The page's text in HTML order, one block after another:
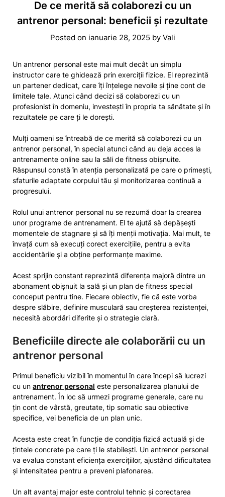
De ce merită să colaborezi cu un
antrenor personal: beneficii și rezultate
Posted on ianuarie 28, 2025by Vali
Un antrenor personal este mai mult decât un simplu
instructor care te ghidează prin exerciții fizice. El reprezintă
un partener dedicat, care îți înțelege nevoile și ține cont de
limitele tale. Atunci când decizi să colaborezi cu un
profesionist în domeniu, investești în propria ta sănătate și în
rezultatele pe care ți le dorești.
Mulți oameni se întreabă de ce merită să colaborezi cu un
antrenor personal, în special atunci când au deja acces la
antrenamente online sau la săli de fitness obișnuite.
Răspunsul constă în atenția personalizată pe care o primești,
sfaturile adaptate corpului tău și monitorizarea continuă a
progresului.
Rolul unui antrenor personal nu se rezumă doar la crearea
unor programe de antrenament. El te ajută să depășești
momentele de stagnare și să îți menții motivația. Mai mult, te
învață cum să execuți corect exercițiile, pentru a evita
accidentările și a obține performanțe maxime.
Acest sprijin constant reprezintă diferența majoră dintre un
abonament obișnuit la sală și un plan de fitness special
conceput pentru tine. Fiecare obiectiv, fie că este vorba
despre slăbire, definire musculară sau creșterea rezistenței,
necesită abordări diferite și o strategie clară.
Beneficiile directe ale colaborării cu un
antrenor personal
Primul beneficiu vizibil în momentul în care începi să lucrezi
cu un antrenor personal este personalizarea planului de
antrenament. În loc să urmezi programe generale, care nu
țin cont de vârstă, greutate, tip somatic sau obiective
specifice, vei beneficia de un plan unic.
Acesta este creat în funcție de condiția fizică actuală și de
țintele concrete pe care ți le stabilești. Un antrenor personal
va evalua constant eficiența exercițiilor, ajustând dificultatea
și intensitatea pentru a preveni plafonarea.
Un alt avantaj major este controlul tehnic și corectarea